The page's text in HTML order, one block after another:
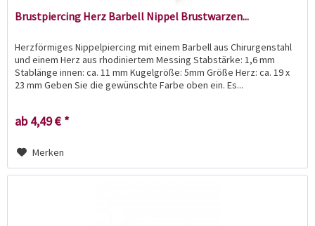
Brustpiercing Herz Barbell Nippel Brustwarzen...
Herzförmiges Nippelpiercing mit einem Barbell aus Chirurgenstahl
und einem Herz aus rhodiniertem Messing Stabstärke: 1,6 mm
Stablänge innen: ca. 11 mm Kugelgröße: 5mm Größe Herz: ca. 19 x
23 mm Geben Sie die gewünschte Farbe oben ein. Es...
ab 4,49 € *
Merken